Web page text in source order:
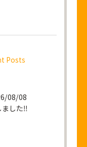
Posts
08/08
ました‼